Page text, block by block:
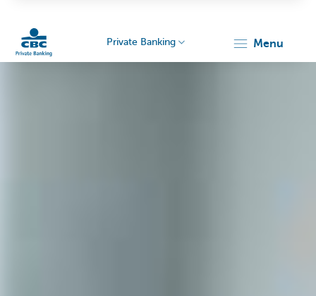
Private Banking menu